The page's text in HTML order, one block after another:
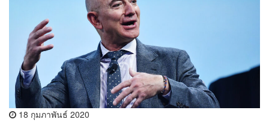
18 กุมภาพันธ์ 2020